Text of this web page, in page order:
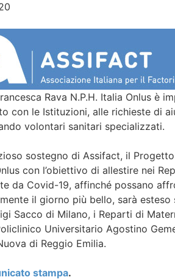
Rava N.P.H. Italia Onlus è
con le Istituzioni, alle richieste di
volontari sanitari specializzati.
sostegno di Assifact, il
con l’obiettivo di allestire nei
da Covid-19, affinché possano
il giorno più bello, sarà
Sacco di Milano, i Reparti di
Universitario Agostino
di Reggio Emilia.
stampa.